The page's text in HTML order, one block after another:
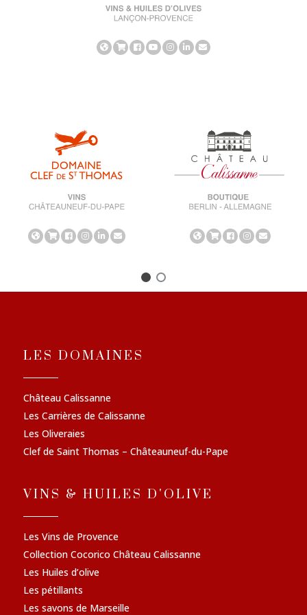
LES DOMAINES
Château Calissanne
Les Carrières de Calissanne
Les Oliveraies
Clef de Saint Thomas – Châteauneuf-du-Pape
VINS & HUILES D'OLIVE
Les Vins de Provence
Collection Cocorico Château Calissanne
Les Huiles d’olive
Les pétillants
Les savons de Marseille